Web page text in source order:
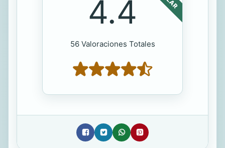
4.4
56 Valoraciones Totales